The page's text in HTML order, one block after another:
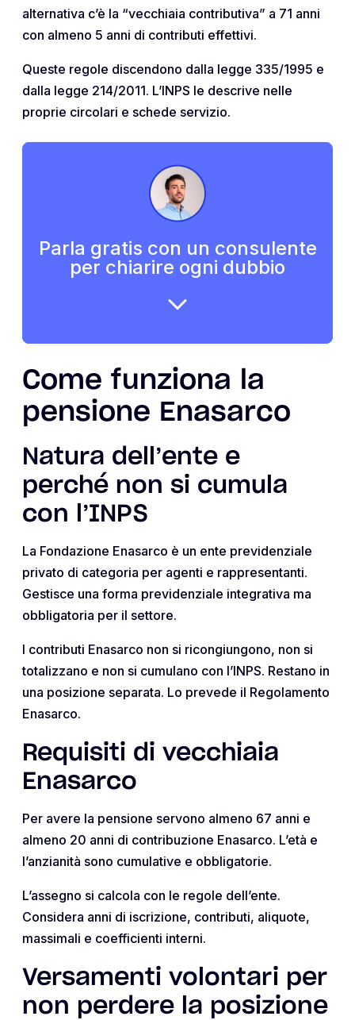
alternativa c’è la “vecchiaia contributiva” a 71 anni
con almeno 5 anni di contributi effettivi.
Queste regole discendono dalla legge 335/1995 e
dalla legge 214/2011. L’INPS le descrive nelle
proprie circolari e schede servizio.
Parla gratis con un consulente
per chiarire ogni dubbio
Come funziona la
pensione Enasarco
Natura dell’ente e
perché non si cumula
con l’INPS
La Fondazione Enasarco è un ente previdenziale
privato di categoria per agenti e rappresentanti.
Gestisce una forma previdenziale integrativa ma
obbligatoria per il settore.
I contributi Enasarco non si ricongiungono, non si
totalizzano e non si cumulano con l’INPS. Restano in
una posizione separata. Lo prevede il Regolamento
Enasarco.
Requisiti di vecchiaia
Enasarco
Per avere la pensione servono almeno 67 anni e
almeno 20 anni di contribuzione Enasarco. L’età e
l’anzianità sono cumulative e obbligatorie.
L’assegno si calcola con le regole dell’ente.
Considera anni di iscrizione, contributi, aliquote,
massimali e coefficienti interni.
Versamenti volontari per
non perdere la posizione